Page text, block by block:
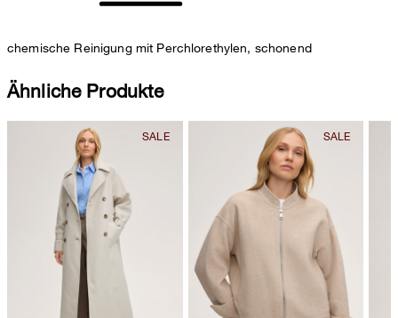
chemische Reinigung mit Perchlorethylen, schonend
Ähnliche Produkte